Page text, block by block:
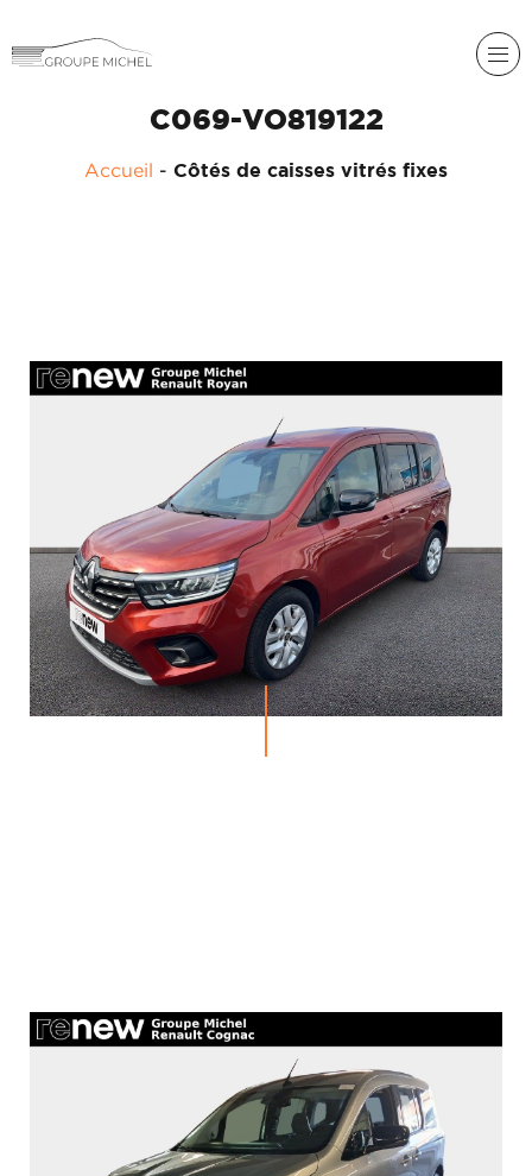
LIGIER
PROFESSIONAL
GROUPE
HISTORIQUE
GROUPE
MICHEL
ACTUALITÉS
C069-VO819122
Accueil - Côtés de caisses vitrés fixes